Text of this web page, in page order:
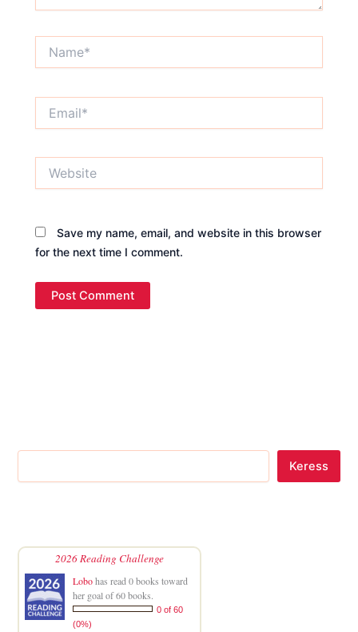
Save my name, email, and website in this browser
for the next time I comment.
Keress
2026 Reading Challenge
Lobohas read 0 books toward
her goal of 60 books.
0 of 60
(0%)